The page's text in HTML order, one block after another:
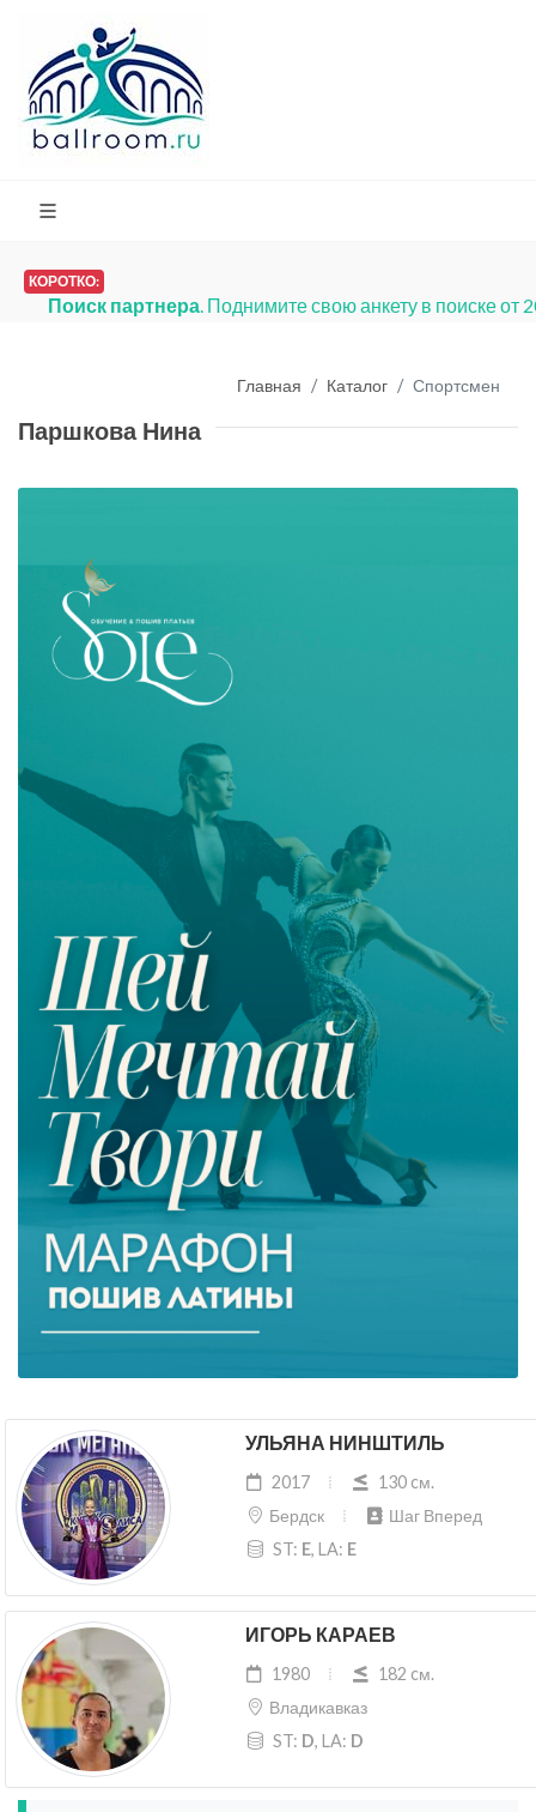
КОРОТКО:
Поиск партнера. Поднимите свою анкету в поиске от
Главная Каталог Спортсмен
Паршкова Нина
УЛЬЯНА НИНШТИЛЬ
2017
130 cм.
Бердск
Шаг Вперед
ST: E, LA: E
ИГОРЬ КАРАЕВ
1980
182 cм.
Владикавказ
ST: D, LA: D